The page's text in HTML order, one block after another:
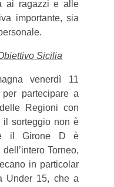
ai ragazzi e alle
importante, sia
Sicilia
venerdì 11
partecipare a
Regioni con
il sorteggio non è
il Girone D è
Torneo,
in particolar
Under 15, che a